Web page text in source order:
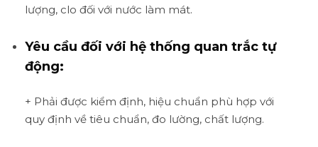
lượng, clo đối với nước làm mát.
Yêu cầu đối với hệ thống quan trắc tự
động:
+ Phải được kiểm định, hiệu chuẩn phù hợp với
quy định về tiêu chuẩn, đo lường, chất lượng.